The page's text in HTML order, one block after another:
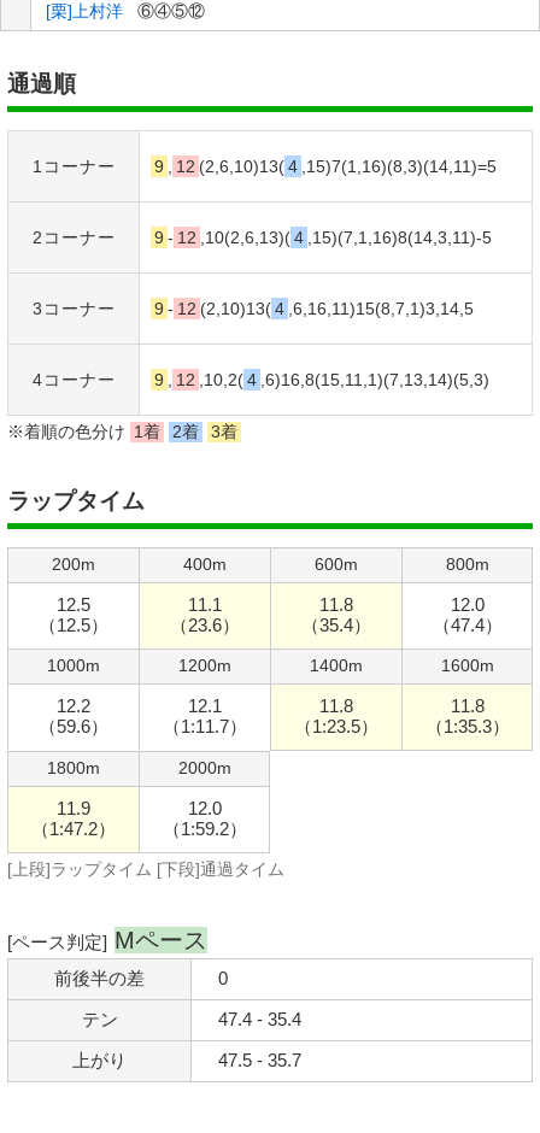
[栗]上村洋
⑥④⑤⑫
通過順
1コーナー 9 12 (2,6,10)13( 4 ,15)7(1,16)(8,3)(14,11)=5
2コーナー 9 - 12 ,10(2,6,13)( 4 ,15)(7,1,16)8(14,3,11)-5
3コーナー 9 - 12 (2,10)13( 4 ,6,16,11)15(8,7,1)3,14, 5
4コーナー 9 12 ,10,2( 4 ,6)16,8(15,11,1)(7,13,14)(5,3)
※着順の色分け 1着 2着 3着
ラップタイム
200m
12.5
（12.5）
400m
11.1
（23.6）
600m
11.8
（35.4）
800m
12.0
（47.4）
1000m
12.2
（59.6）
1200m
12.1
（1:11.7）
1400m
11.8
（1:23.5）
1600m
11.8
（1:35.3）
1800m
11.9
（1:47.2）
2000m
12.0
（1:59.2）
[上段]ラップタイム [下段]通過タイム
[ペース判定] Mペース
前後半の差 0
テン 47.4 - 35.4
上がり 47.5 - 35.7